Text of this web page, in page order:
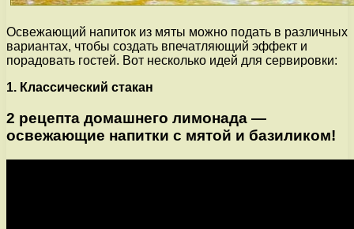
Освежающий напиток из мяты можно подать в различных
вариантах, чтобы создать впечатляющий эффект и
порадовать гостей. Вот несколько идей для сервировки:
1. Классический стакан
2 рецепта домашнего лимонада —
освежающие напитки с мятой и базиликом!